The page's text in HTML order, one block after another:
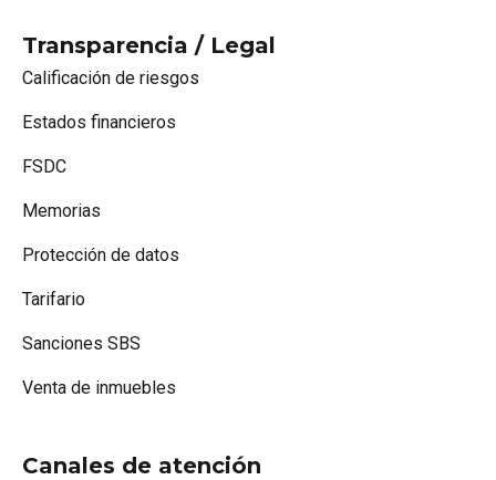
Transparencia / Legal
Calificación de riesgos
Estados financieros
FSDC
Memorias
Protección de datos
Tarifario
Sanciones SBS
Venta de inmuebles
Canales de atención